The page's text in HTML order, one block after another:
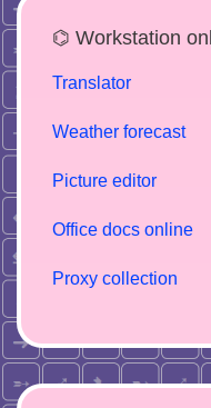
⌬ Workstation
Translator
Weather forecast
Picture editor
Office docs online
Proxy collection